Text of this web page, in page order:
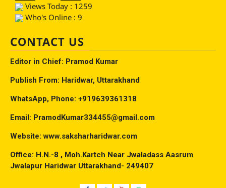
Views Today : 1259
Who's Online : 9
CONTACT US
Editor in Chief: Pramod Kumar
Publish From: Haridwar, Uttarakhand
WhatsApp, Phone: +919639361318
Email: PramodKumar334455@gmail.com
Website: www.saksharharidwar.com
Office: H.N.-8 , Moh.Kartch Near Jwaladass Aasrum
Jwalapur Haridwar Uttarakhand- 249407